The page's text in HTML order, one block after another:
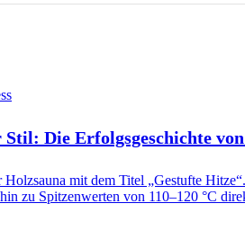
Die Erfolgsgeschichte